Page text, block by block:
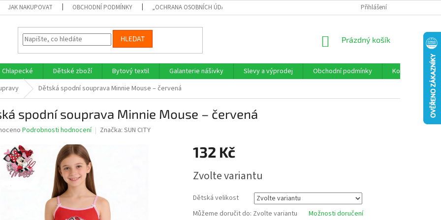
JAK NAKUPOVAT OBCHODNÍ PODMÍNKY „OCHRANA OSOBNÍCH ÚDAJŮ“ PRAVIDLA MARKETINGOVÉ
Přihlášení
HLEDAT
NÁKUPNÍ
Prázdný košík
Chlapecké Dětské zboží Bytový textil Galanterie nášivky Slevy a výprodej Obchodní podmínky Kontakty
Dětská spodní souprava Minnie Mouse – červená
spodní souprava Minnie Mouse – červená
Podrobnosti hodnocení Značka: SUN CITY
132 Kč
cena:
Zvolte variantu
Dětská velikost
Můžeme doručit do: Zvolte variantu Možnosti doručení